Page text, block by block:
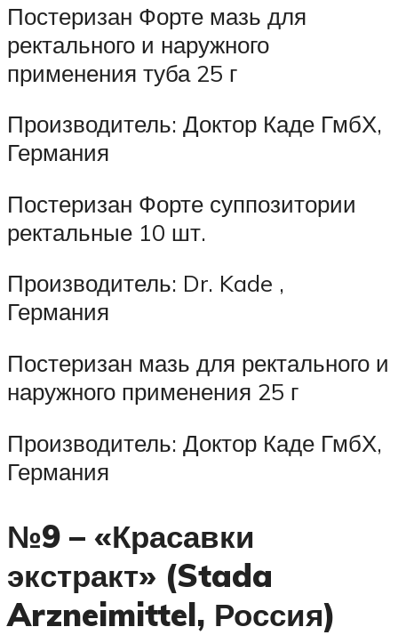
Постеризан Форте мазь для
ректального и наружного
применения туба 25 г
Производитель: Доктор Каде ГмбХ,
Германия
Постеризан Форте суппозитории
ректальные 10 шт.
Производитель: Dr. Kade ,
Германия
Постеризан мазь для ректального и
наружного применения 25 г
Производитель: Доктор Каде ГмбХ,
Германия
№9 – «Красавки
экстракт» (Stada
Arzneimittel, Россия)